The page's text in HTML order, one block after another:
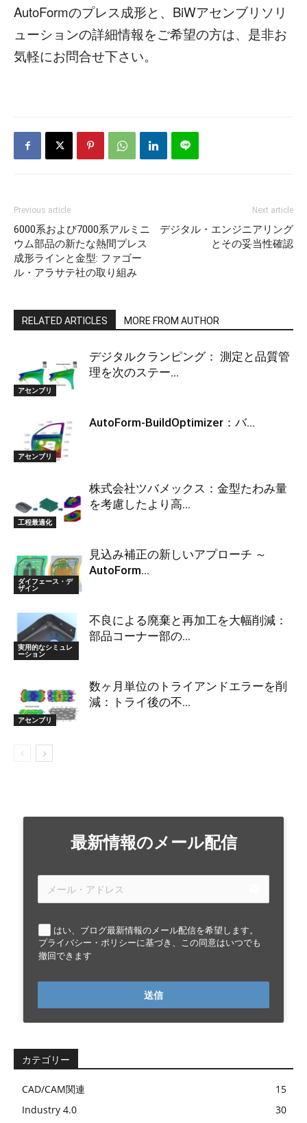
AutoFormのプレス成形と、BiWアセンブリソリ
ューションの詳細情報をご希望の方は、是非お
気軽にお問合せ下さい。
Previous article
6000系および7000系アルミニ
ウム部品の新たな熱間プレス
成形ラインと金型: ファゴー
ル・アラサテ社の取り組み
Next article
デジタル・エンジニアリング
とその妥当性確認
RELATED ARTICLES MORE FROM AUTHOR
アセンブリ
デジタルクランピング： 測定と品質管
理を次のステー...
アセンブリ
AutoForm-BuildOptimizer：バ...
工程最適化
株式会社ツバメックス：金型たわみ量
を考慮したより高...
ダイフェース・デ
ザイン
見込み補正の新しいアプローチ ～
AutoForm...
実用的なシミュレ
ーション
不良による廃棄と再加工を大幅削減：
部品コーナー部の...
アセンブリ
数ヶ月単位のトライアンドエラーを削
減：トライ後の不...
最新情報のメール配信
はい、ブログ最新情報のメール配信を希望します。
プライバシー・ポリシーに基づき、この同意はいつでも
撤回できます
送信
カテゴリー
CAD/CAM関連
15
Industry 4.0
30